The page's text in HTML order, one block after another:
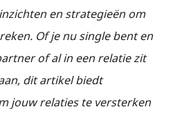
en strategieën om
Of je nu single bent en
of al in een relatie zit
dit artikel biedt
jouw relaties te versterken